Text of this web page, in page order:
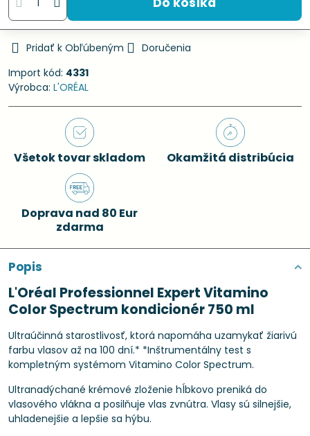
Pridať k Obľúbeným
Doručenia
Import kód: 4331
Výrobca: L'ORÉAL
Všetok tovar skladom Okamžitá distribúcia
Doprava nad 80 Eur
zdarma
Popis
L'Oréal Professionnel Expert Vitamino
Color Spectrum kondicionér 750 ml
Ultraúčinná starostlivosť, ktorá napomáha uzamykať žiarivú
farbu vlasov až na 100 dní.*​ *Inštrumentálny test s
kompletným systémom Vitamino Color Spectrum.
Ultranadýchané krémové zloženie hĺbkovo preniká do
vlasového vlákna a posilňuje vlas zvnútra. Vlasy sú silnejšie,
uhladenejšie a lepšie sa hýbu.